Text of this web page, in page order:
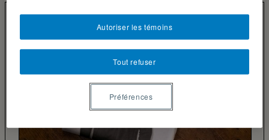
Tout refuser
Autoriser les témoins
Préférences